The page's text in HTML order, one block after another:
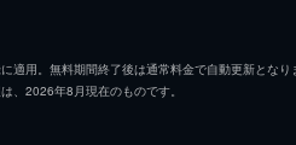
用。無料期間終了後は通常料金で自動更新となり
、2026年8月現在のものです。